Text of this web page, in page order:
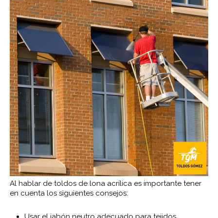
Al hablar de toldos de lona acrílica es importante tener
en cuenta los siguientes consejos: